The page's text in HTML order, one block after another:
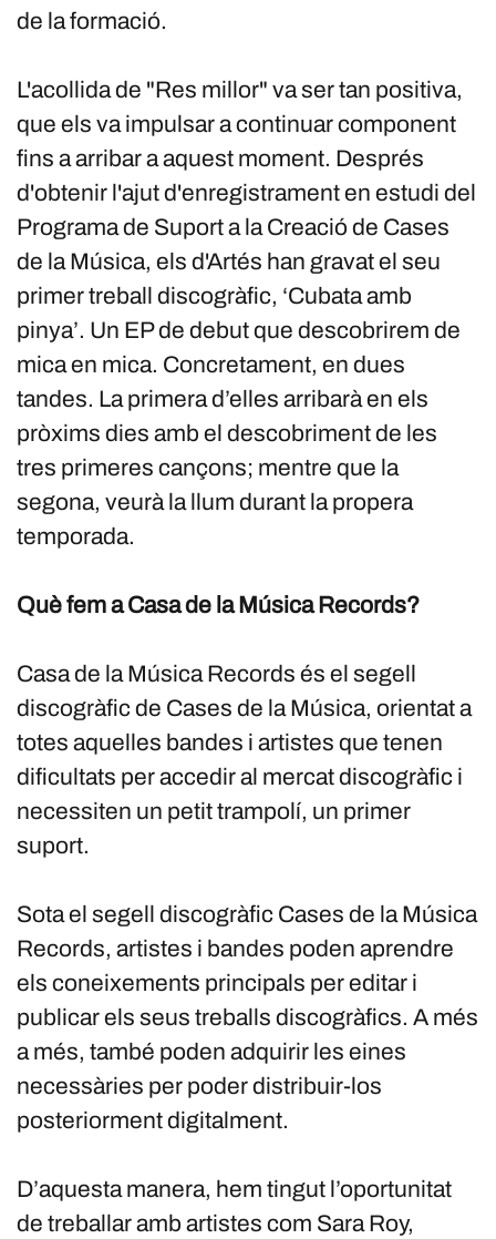
de la formació.
L'acollida de "Res millor" va ser tan positiva,
que els va impulsar a continuar component
fins a arribar a aquest moment. Després
d'obtenir l'ajut d'enregistrament en estudi del
Programa de Suport a la Creació de Cases
de la Música, els d'Artés han gravat el seu
primer treball discogràfic, ‘Cubata amb
pinya’. Un EP de debut que descobrirem de
mica en mica. Concretament, en dues
tandes. La primera d’elles arribarà en els
pròxims dies amb el descobriment de les
tres primeres cançons; mentre que la
segona, veurà la llum durant la propera
temporada.
Què fem a Casa de la Música Records?
Casa de la Música Records és el segell
discogràfic de Cases de la Música, orientat a
totes aquelles bandes i artistes que tenen
dificultats per accedir al mercat discogràfic i
necessiten un petit trampolí, un primer
suport.
Sota el segell discogràfic Cases de la Música
Records, artistes i bandes poden aprendre
els coneixements principals per editar i
publicar els seus treballs discogràfics. A més
a més, també poden adquirir les eines
necessàries per poder distribuir-los
posteriorment digitalment.
D’aquesta manera, hem tingut l’oportunitat
de treballar amb artistes com Sara Roy,